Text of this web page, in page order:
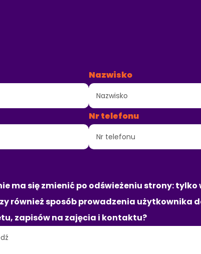
Nazwisko
Nr telefonu
ma się zmienić po odświeżeniu strony:
również sposób prowadzenia użytkownika
zapisów na zajęcia i kontaktu?